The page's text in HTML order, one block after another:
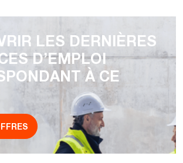
LES DERNIÈRES
D’EMPLOI
À CE